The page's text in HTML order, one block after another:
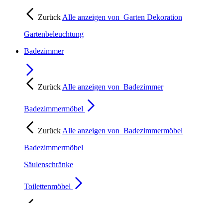
Zurück Alle anzeigen von Garten Dekoration
Gartenbeleuchtung
Badezimmer
Zurück Alle anzeigen von Badezimmer
Badezimmermöbel
Zurück Alle anzeigen von Badezimmermöbel
Badezimmermöbel
Säulenschränke
Toilettenmöbel